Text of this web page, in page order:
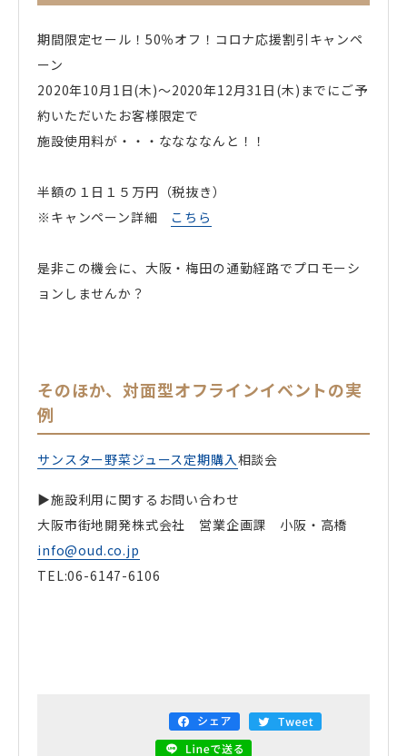
期間限定セール！50％オフ！コロナ応援割引キャンペ
ーン
2020年10月1日(木)～2020年12月31日(木)までにご予
約いただいたお客様限定で
施設使用料が・・・ななななんと！！
半額の１日１５万円（税抜き）
※キャンペーン詳細 こちら
是非この機会に、大阪・梅田の通勤経路でプロモーシ
ョンしませんか？
そのほか、対面型オフラインイベントの実
例
サンスター野菜ジュース定期購入相談会
▶施設利用に関するお問い合わせ
大阪市街地開発株式会社 営業企画課 小阪・高橋
info@oud.co.jp
TEL:06-6147-6106